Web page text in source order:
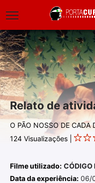
Relato de
O PÃO NOSSO DE CADA
124 Visualizações |
Filme utilizado: CÓDIGO
Data da experiência: 06/